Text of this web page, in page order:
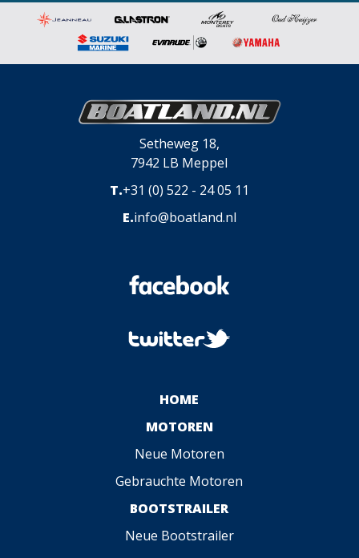
Setheweg 18,
7942 LB Meppel
T.+31 (0) 522 - 24 05 11
E.info@boatland.nl
HOME
MOTOREN
Neue Motoren
Gebrauchte Motoren
BOOTSTRAILER
Neue Bootstrailer